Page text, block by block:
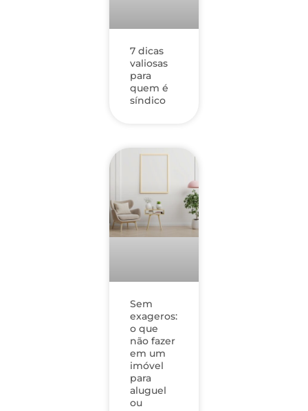
7 dicas
valiosas
para
quem é
síndico
Sem
exageros:
o que
não fazer
em um
imóvel
para
aluguel
ou